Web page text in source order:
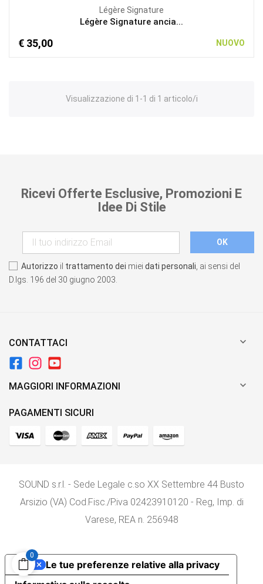
Légère Signature
Légère Signature ancia...
€ 35,00 NUOVO
Visualizzazione di 1-1 di 1 articolo/i
Ricevi Offerte Esclusive, Promozioni E
Idee Di Stile
Autorizzo il trattamento dei miei dati personali , ai sensi del
D.lgs. 196 del 30 giugno 2003.
CONTATTACI 
MAGGIORI INFORMAZIONI 
PAGAMENTI SICURI
SOUND s.r.l. - Sede Legale c.so XX Settembre 44 Busto
Arsizio (VA) Cod.Fisc./P.iva 02423910120 - Reg, Imp. di
Varese, REA n. 256948
0
Le tue preferenze relative alla privacy